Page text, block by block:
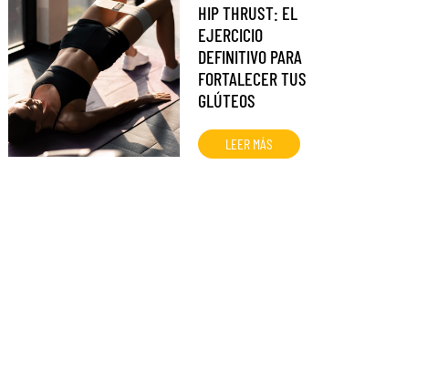
HIP THRUST: EL
EJERCICIO
DEFINITIVO PARA
FORTALECER TUS
GLÚTEOS
LEER MÁS